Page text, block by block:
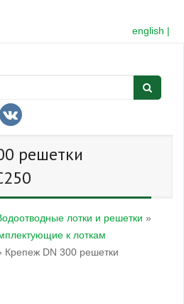
|
english
решетки
лотки и решетки »
к лоткам
Крепеж DN 300 решетки